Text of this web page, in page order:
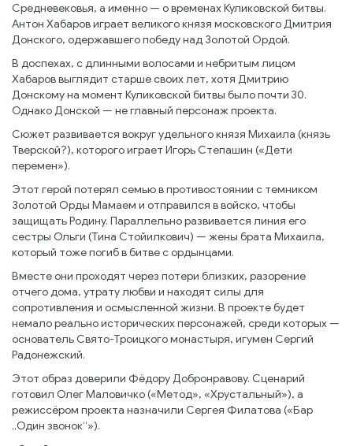
Средневековья, а именно — о временах Куликовской битвы.
Антон Хабаров играет великого князя московского Дмитрия
Донского, одержавшего победу над Золотой Ордой.
В доспехах, с длинными волосами и небритым лицом
Хабаров выглядит старше своих лет, хотя Дмитрию
Донскому на момент Куликовской битвы было почти 30.
Однако Донской — не главный персонаж проекта.
Сюжет развивается вокруг удельного князя Михаила (князь
Тверской?), которого играет Игорь Степашин («Дети
перемен»).
Этот герой потерял семью в противостоянии с темником
Золотой Орды Мамаем и отправился в войско, чтобы
защищать Родину. Параллельно развивается линия его
сестры Ольги (Тина Стойилкович) — жены брата Михаила,
который тоже погиб в битве с ордынцами.
Вместе они проходят через потери близких, разорение
отчего дома, утрату любви и находят силы для
сопротивления и осмысленной жизни. В проекте будет
немало реально исторических персонажей, среди которых —
основатель Свято-Троицкого монастыря, игумен Сергий
Радонежский.
Этот образ доверили Фёдору Добронравову. Сценарий
готовил Олег Маловичко («Метод», «Хрустальный»), а
режиссёром проекта назначили Сергея Филатова («Бар
„Один звонок“»).